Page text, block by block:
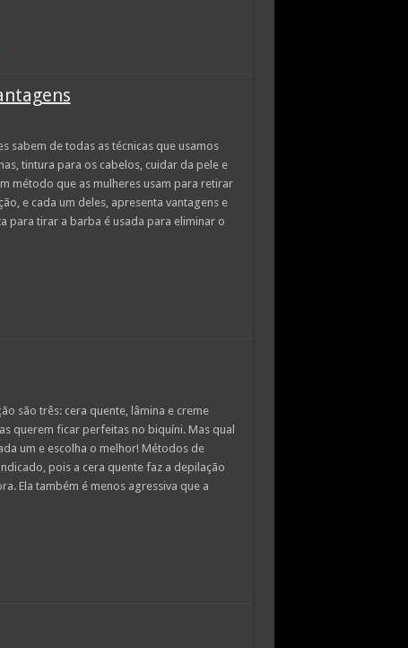
sabem de todas as técnicas que usamos
tintura para os cabelos, cuidar da pele e
método que as mulheres usam para retirar
e cada um deles, apresenta vantagens e
para tirar a barba é usada para eliminar o
são três: cera quente, lâmina e creme
querem ficar perfeitas no biquíni. Mas qual
um e escolha o melhor! Métodos de
pois a cera quente faz a depilação
Ela também é menos agressiva que a